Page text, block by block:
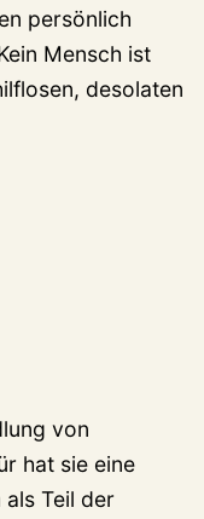
persönlich
Mensch ist
desolaten
von
hat sie eine
als Teil der